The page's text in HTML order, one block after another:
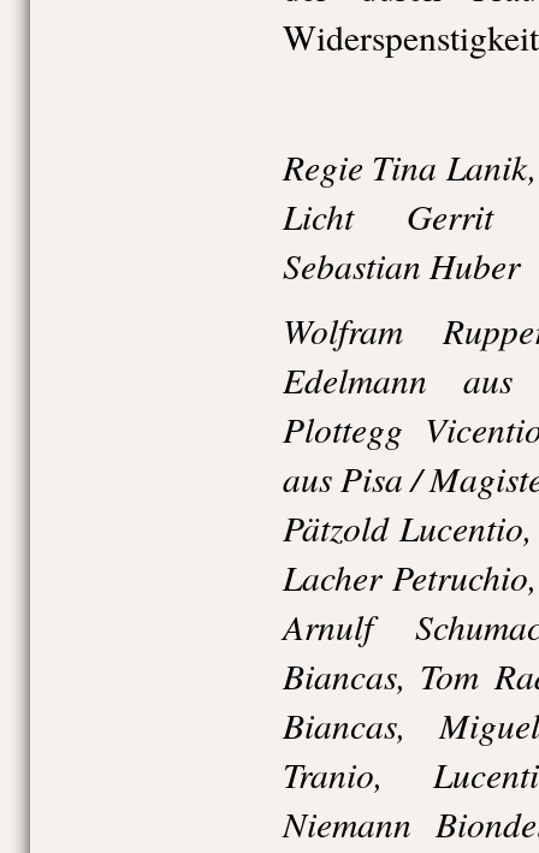
Regie Tina
Licht Gerrit
Sebastian Huber
Wolfram
Edelmann
Plottegg
aus Pisa /
Pätzold
Lacher
Arnulf
Biancas, Tom
Biancas,
Tranio,
Niemann